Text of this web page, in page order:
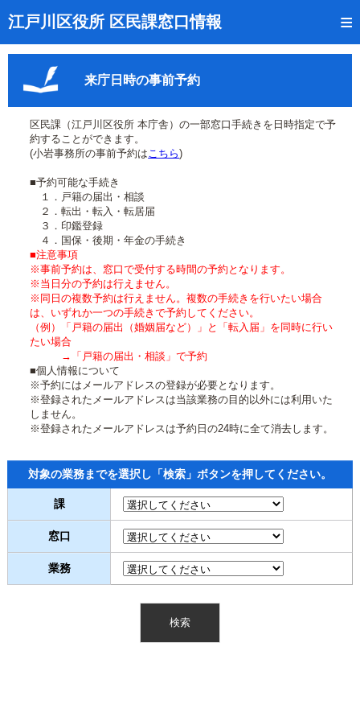
江戸川区役所 区民課窓口情報
トップページ
受付番号の呼出状況確認
証明書の交付状況確認
呼出状況のメール通知登録
来庁日時の事前予約
事前予約の確認・取消
混雑予想カレンダー
本サイトのご利用案内
来庁日時の事前予約
区民課（江戸川区役所 本庁舎）の一部窓口手続きを日時指定で予
約することができます。
(小岩事務所の事前予約はこちら)
■予約可能な手続き
１．戸籍の届出・相談
２．転出・転入・転居届
３．印鑑登録
４．国保・後期・年金の手続き
■注意事項
※事前予約は、窓口で受付する時間の予約となります。
※当日分の予約は行えません。
※同日の複数予約は行えません。複数の手続きを行いたい場合
は、いずれか一つの手続きで予約してください。
（例）「戸籍の届出（婚姻届など）」と「転入届」を同時に行い
たい場合
→「戸籍の届出・相談」で予約
■個人情報について
※予約にはメールアドレスの登録が必要となります。
※登録されたメールアドレスは当該業務の目的以外には利用いた
しません。
※登録されたメールアドレスは予約日の24時に全て消去します。
対象の業務までを選択し「検索」ボタンを押してください。
課
窓口
業務